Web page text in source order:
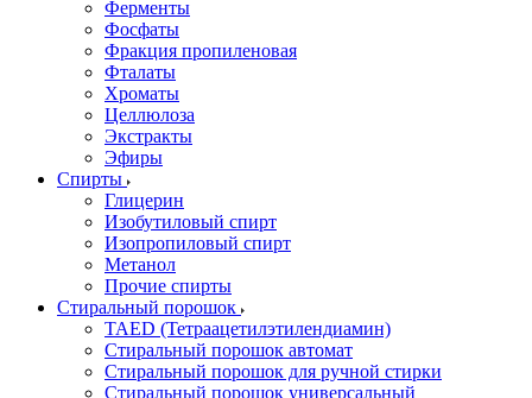
Ферменты
Фосфаты
Фракция пропиленовая
Фталаты
Хроматы
Целлюлоза
Экстракты
Эфиры
Спирты
Глицерин
Изобутиловый спирт
Изопропиловый спирт
Метанол
Прочие спирты
Стиральный порошок
TAED (Тетраацетилэтилендиамин)
Стиральный порошок автомат
Стиральный порошок для ручной стирки
Стиральный порошок универсальный